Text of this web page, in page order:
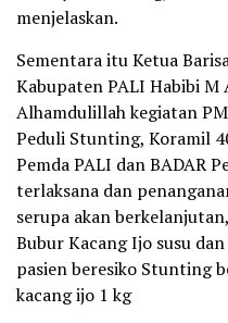
menjelaskan.
Sementara itu Ketua
Kabupaten PALI Habibi M
Alhamdulillah kegiatan
Peduli Stunting, Koramil
Pemda PALI dan BADAR
terlaksana dan
serupa akan
Bubur Kacang Ijo susu
pasien beresiko Stunting
kacang ijo 1 kg